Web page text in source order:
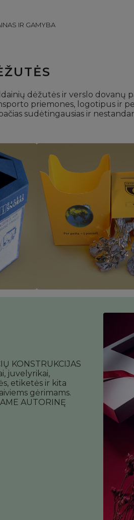
IR GAMYBA
dėžutės ir verslo
priemones, logotipus ir
sudėtingausias ir
KONSTRUKCIJAS
juvelyrikai,
etiketės ir kita
gėrimams.
AUTORINĘ